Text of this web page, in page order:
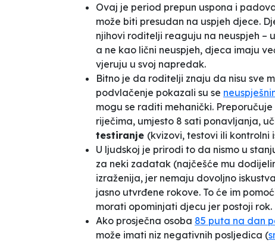
Ovaj je period prepun uspona i
može biti presudan na uspjeh djece.
njihovi roditelji reaguju na neuspjeh –
a ne kao lični neuspjeh, djeca imaju
vjeruju u svoj napredak.
Bitno je da roditelji znaju da nisu sve
podvlačenje pokazali su se
mogu se raditi mehanički. Preporučuje
riječima, umjesto 8 sati ponavljanja,
testiranje (kvizovi, testovi ili
U ljudskoj je prirodi to da nismo u
za neki zadatak (najčešće mu
izraženija, jer nemaju dovoljno
jasno utvrđene rokove. To će im
morati opominjati djecu jer postoji rok.
Ako prosječna osoba 85 puta na dan
može imati niz negativnih posljedica (